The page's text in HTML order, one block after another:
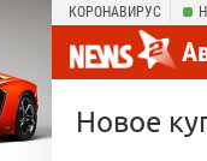
КОРОНАВИРУС
Новое